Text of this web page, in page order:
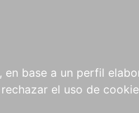
base a un perfil
el uso de
NOTICIAS